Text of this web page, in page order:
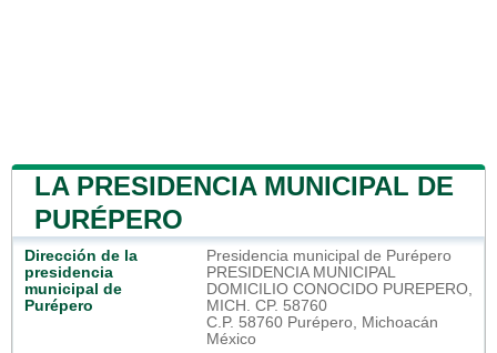
LA PRESIDENCIA MUNICIPAL DE
PURÉPERO
Dirección de la
presidencia
municipal de
Purépero
Presidencia municipal de Purépero
PRESIDENCIA MUNICIPAL
DOMICILIO CONOCIDO PUREPERO,
MICH. CP. 58760
C.P. 58760 Purépero, Michoacán
México